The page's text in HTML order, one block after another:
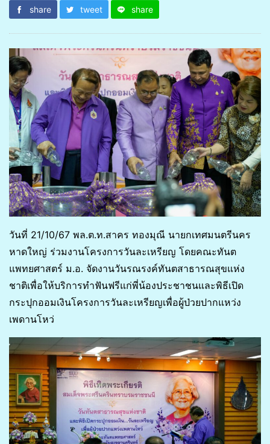
share tweet share
วันที่ 21/10/67 พล.ต.ท.สาคร ทองมุณี นายกเทศมนตรีนคร
หาดใหญ่ ร่วมงานโครงการวันละเหรียญ โดยคณะทันต
แพทยศาสตร์ ม.อ. จัดงานวันรณรงค์ทันตสาธารณสุขแห่ง
ชาติเพื่อให้บริการทำฟันฟรีแก่พี่น้องประชาชนและพิธีเปิด
กระปุกออมเงินโครงการวันละเหรียญเพื่อผู้ป่วยปากแหว่ง
เพดานโหว่